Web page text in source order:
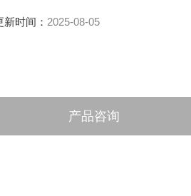
新时间： 2025-08-05
产品咨询